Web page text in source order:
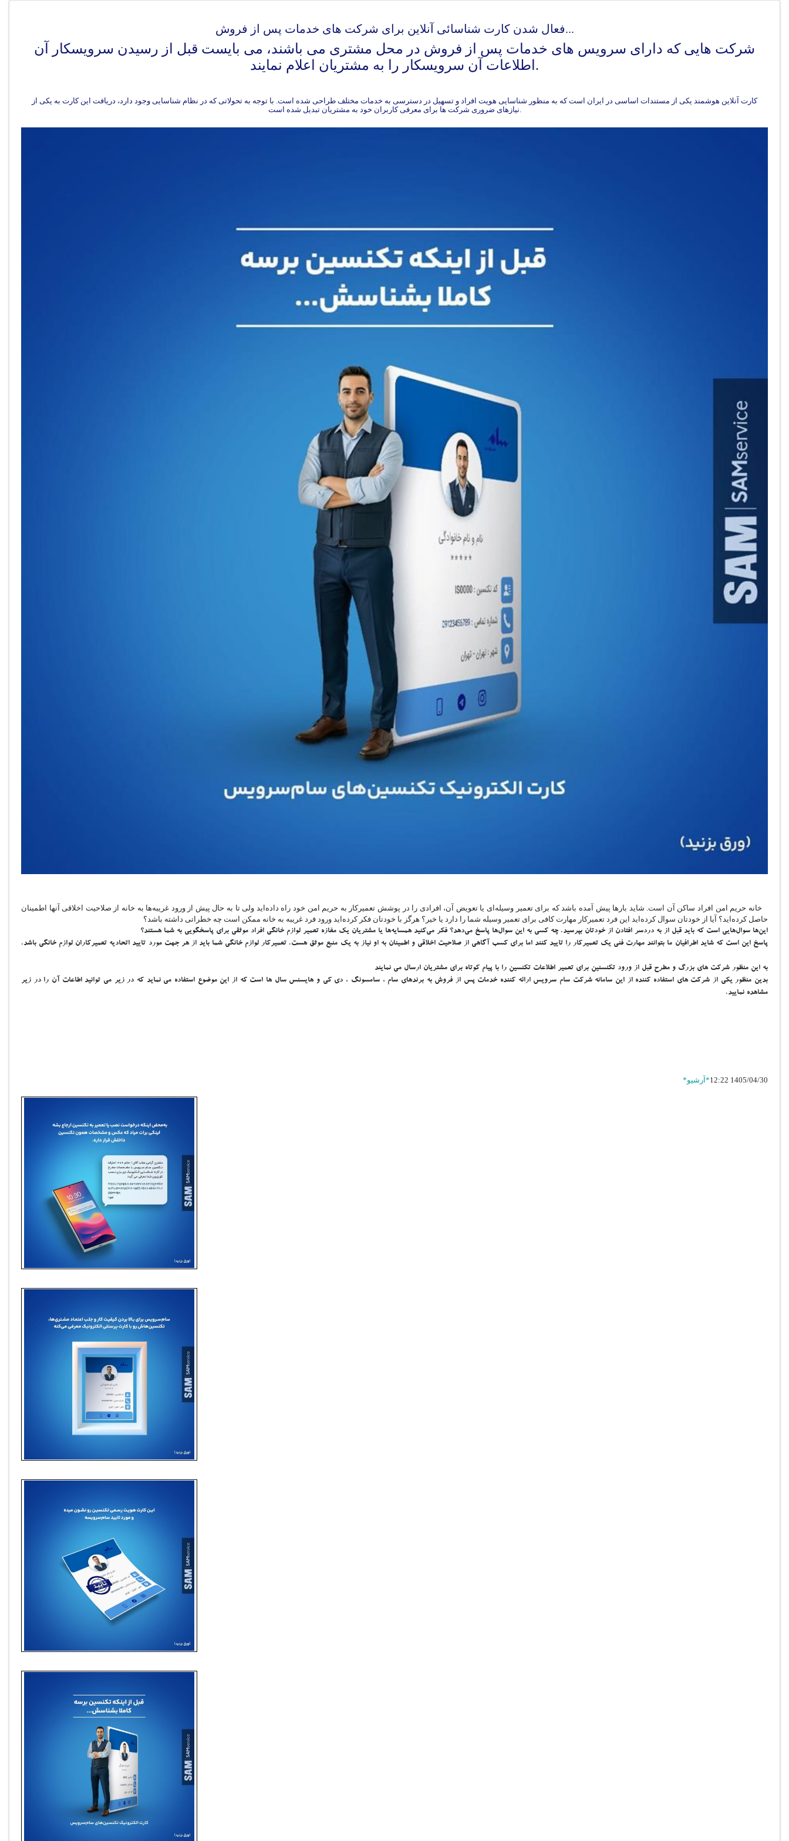
فعال شدن کارت شناسائی آنلاین برای شرکت های خدمات پس از فروش...
شرکت هایی که دارای سرویس های خدمات پس از فروش در محل مشتری می باشند، می بایست قبل از رسیدن سرویسکار آن
اطلاعات آن سرویسکار را به مشتریان اعلام نمایند.
کارت آنلاین هوشمند یکی از مستندات اساسی در ایران است که به منظور شناسایی هویت افراد و تسهیل در دسترسی به خدمات مختلف طراحی شده است. با توجه به تحولاتی که در نظام شناسایی وجود دارد، دریافت این کارت به یکی از
نیازهای ضروری شرکت ها برای معرفی کاربران خود به مشتریان تبدیل شده است.
خانه حریم امن افراد ساکن آن است. شاید بارها پیش آمده باشد که برای تعمیر وسیله‌ای یا تعویض آن، افرادی را در پوشش تعمیرکار به حریم امن خود راه داده‌اید ولی تا به حال پیش از ورود غریبه‌ها به خانه از صلاحیت اخلاقی آنها اطمینان
حاصل کرده‌اید؟ آیا از خودتان سوال کرده‌اید این فرد تعمیرکار مهارت کافی برای تعمیر وسیله شما را دارد یا خیر؟ هرگز با خودتان فکر کرده‌اید ورود فرد غریبه به خانه ممکن است چه خطراتی داشته باشد؟
این‌ها سوال‌هایی است که باید قبل از به دردسر افتادن از خودتان بپرسید. چه کسی به این سوال‌ها پاسخ می‌دهد؟ فکر می‌کنید همسایه‌ها یا مشتریان یک مغازه تعمیر لوازم خانگی افراد موثقی برای پاسخگویی به شما هستند؟
پاسخ این است که شاید اطرافیان ما بتوانند مهارت فنی یک تعمیرکار را تایید کنند اما برای کسب آگاهی از صلاحیت اخلاقی و اطمینان به او نیاز به یک منبع موثق هست. تعمیرکار لوازم خانگی شما باید از هر جهت مورد تایید اتحادیه تعمیرکاران لوازم خانگی باشد.
به این منظور شرکت های بزرگ و مطرح قبل از ورود تکنسنین برای تعمیر اطلاعات تکنسین را با پیام کوتاه برای مشتریان ارسال می نمایند
بدین منظور یکی از شرکت های استفاده کننده از این سامانه شرکت سام سرویس ارائه کننده خدمات پس از فروش به برندهای سام ، سامسونگ ، دی کی و هایسنس سال ها است که از این موضوع استفاده می نماید که در زیر می توانید اطاعات آن را در زیر
مشاهده نمایید.
1405/04/30 12:22 *آرشیو*